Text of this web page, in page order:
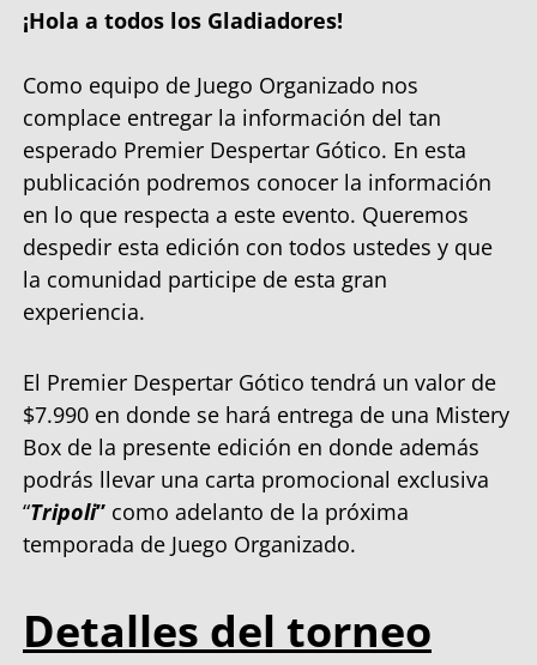
¡Hola a todos los Gladiadores!
Como equipo de Juego Organizado nos
complace entregar la información del tan
esperado Premier Despertar Gótico. En esta
publicación podremos conocer la información
en lo que respecta a este evento. Queremos
despedir esta edición con todos ustedes y que
la comunidad participe de esta gran
experiencia.
El Premier Despertar Gótico tendrá un valor de
$7.990 en donde se hará entrega de una Mistery
Box de la presente edición en donde además
podrás llevar una carta promocional exclusiva
“Tripoli” como adelanto de la próxima
temporada de Juego Organizado.
Detalles del torneo